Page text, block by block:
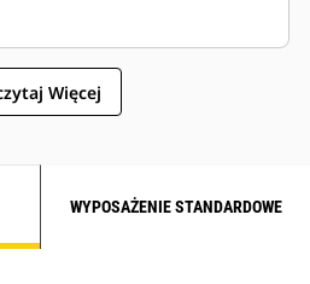
wyższy poziom
w pełni regulowaną konsolą
regulowania fotelem i
na nogi gwarantuje
bezpieczeństwa, zapewnia
i wydłużenia podparcia ud,
podparcia boczne i
Więcej
WYPOSAŻENIE STANDARDOWE